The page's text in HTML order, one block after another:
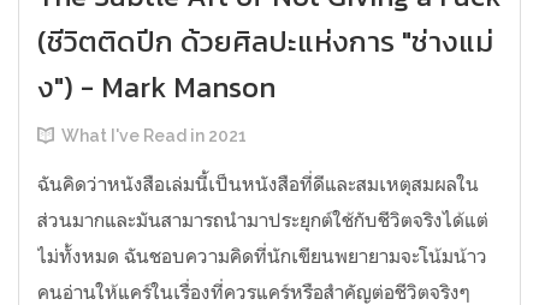
(ชีวิตติดปีก ด้วยศิลปะแห่งการ "ช่างแม่
ง") - Mark Manson
What I've Read in 2021
ฉันคิดว่าหนังสือเล่มนี้เป็นหนังสือที่ดีและสมเหตุสมผลใน
ส่วนมากและมันสามารถนำมาประยุกต์ใช้กับชีวิตจริงได้แต่
ไม่ทั้งหมด ฉันชอบความคิดที่นักเขียนพยายามจะโน้มน้าว
คนอ่านให้แคร์ในเรื่องที่ควรแคร์หรือสำคัญต่อชีวิตจริงๆ